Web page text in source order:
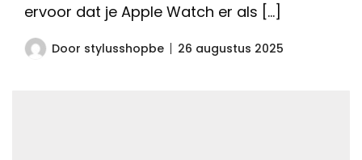
ervoor dat je Apple Watch er als […]
Door stylusshopbe 26 augustus 2025